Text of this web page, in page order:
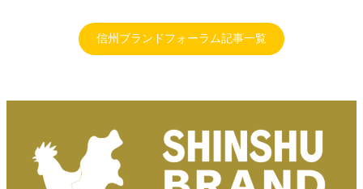
信州ブランドフォーラム記事一覧